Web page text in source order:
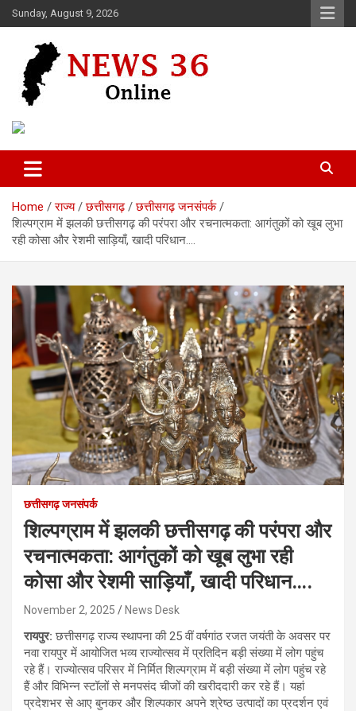
Skip
to
Sunday, August 9, 2026
News 36
Home राज्य छत्तीसगढ़
छत्तीसगढ़ जनसंपर्क
शिल्पग्राम में झलकी छत्तीसगढ़ की परंपरा और रचनात्मकता: आगंतुकों को खूब लुभा
रही कोसा और रेशमी साड़ियाँ, खादी परिधान….
छत्तीसगढ़ जनसंपर्क
शिल्पग्राम में झलकी छत्तीसगढ़ की परंपरा और
रचनात्मकता: आगंतुकों को खूब लुभा रही
कोसा और रेशमी साड़ियाँ, खादी परिधान….
November 2, 2025 News Desk
रायपुर:छत्तीसगढ़ राज्य स्थापना की 25 वीं वर्षगांठ रजत जयंती के अवसर पर
नवा रायपुर में आयोजित भव्य राज्योत्सव में प्रतिदिन बड़ी संख्या में लोग पहुंच
रहे हैं। राज्योत्सव परिसर में निर्मित शिल्पग्राम में बड़ी संख्या में लोग पहुंच रहे
हैं और विभिन्न स्टॉलों से मनपसंद चीजों की खरीददारी कर रहे हैं। यहां
प्रदेशभर से आए बुनकर और शिल्पकार अपने श्रेष्ठ उत्पादों का प्रदर्शन एवं